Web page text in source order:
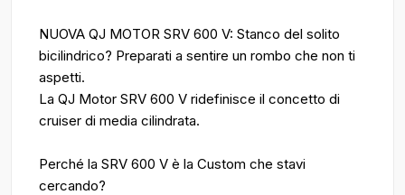
NUOVA QJ MOTOR SRV 600 V: Stanco del solito
bicilindrico? Preparati a sentire un rombo che non ti
aspetti.
La QJ Motor SRV 600 V ridefinisce il concetto di
cruiser di media cilindrata.
Perché la SRV 600 V è la Custom che stavi
cercando?